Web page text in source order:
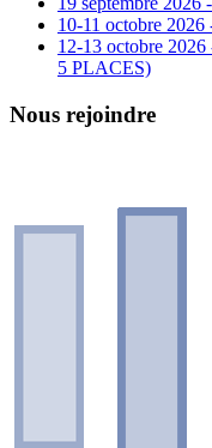
10-11 octobre
12-13 octobre
5 PLACES)
Nous rejoindre